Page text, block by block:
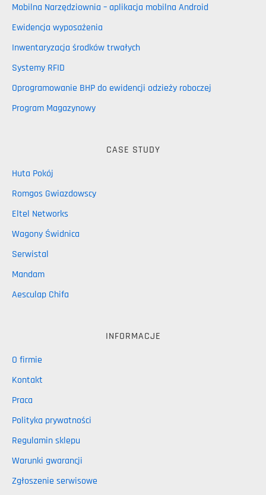
Mobilna Narzędziownia – aplikacja mobilna Android
Ewidencja wyposażenia
Inwentaryzacja środków trwałych
Systemy RFID
Oprogramowanie BHP do ewidencji odzieży roboczej
Program Magazynowy
CASE STUDY
Huta Pokój
Romgos Gwiazdowscy
Eltel Networks
Wagony Świdnica
Serwistal
Mandam
Aesculap Chifa
INFORMACJE
O firmie
Kontakt
Praca
Polityka prywatności
Regulamin sklepu
Warunki gwarancji
Zgłoszenie serwisowe